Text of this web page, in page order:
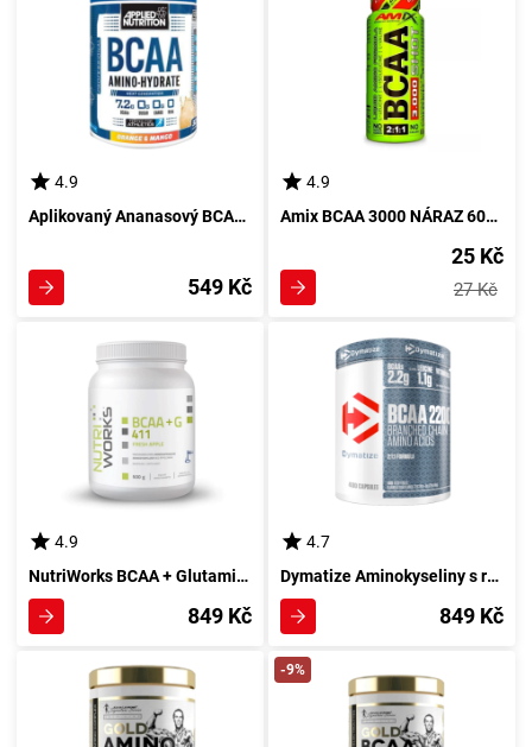
4.9
Aplikovaný Ananasový BCAA Aminokyselinový Hydrát 450 g
549 Kč
4.9
Amix BCAA 3000 NÁRAZ 60ml kola
25 Kč
27 Kč
4.9
NutriWorks BCAA + Glutamin 4:1:1 500 g ovocný mix zvýšeným obsahem aminokyselin
849 Kč
4.7
Dymatize Aminokyseliny s rozvětveným řetězcem 2200 400 kapsul
849 Kč
-9%